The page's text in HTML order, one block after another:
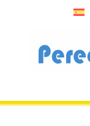
뛰
.